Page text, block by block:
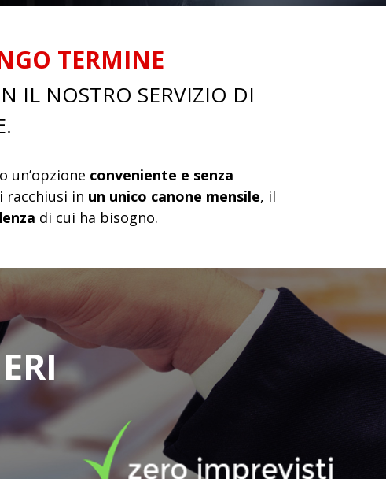
TERMINE
IL NOSTRO SERVIZIO DI
un’opzione conveniente e senza
racchiusi in un unico canone mensile, il
di cui ha bisogno.